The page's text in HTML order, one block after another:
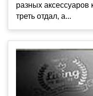
разных
треть отдал, а...